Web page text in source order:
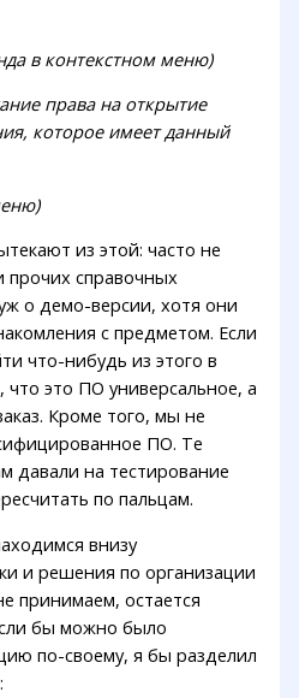
в контекстном меню)
права на открытие
которое имеет данный
из этой: часто не
прочих справочных
о демо-версии, хотя они
с предметом. Если
что-нибудь из этого в
что это ПО универсальное, а
Кроме того, мы не
ПО. Те
давали на тестирование
по пальцам.
внизу
и решения по организации
принимаем, остается
бы можно было
по-своему, я бы разделил